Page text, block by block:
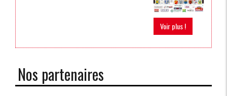
Voir plus !
Nos partenaires